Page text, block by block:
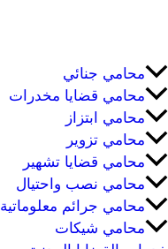
محامي جنائي
محامي قضايا مخدرات
محامي ابتزاز
محامي تزوير
محامي قضايا تشهير
محامي نصب واحتيال
محامي جرائم معلوماتية
محامي شيكات